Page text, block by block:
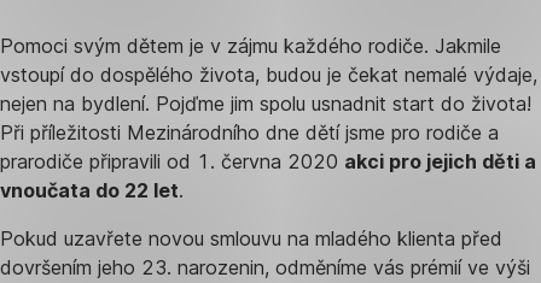
Pomoci svým dětem je v zájmu každého rodiče. Jakmile
vstoupí do dospělého života, budou je čekat nemalé výdaje,
nejen na bydlení. Pojďme jim spolu usnadnit start do života!
Při příležitosti Mezinárodního dne dětí jsme pro rodiče a
prarodiče připravili od 1. června 2020 akci pro jejich děti a
vnoučata do 22 let.
Pokud uzavřete novou smlouvu na mladého klienta před
dovršením jeho 23. narozenin, odměníme vás prémií ve výši